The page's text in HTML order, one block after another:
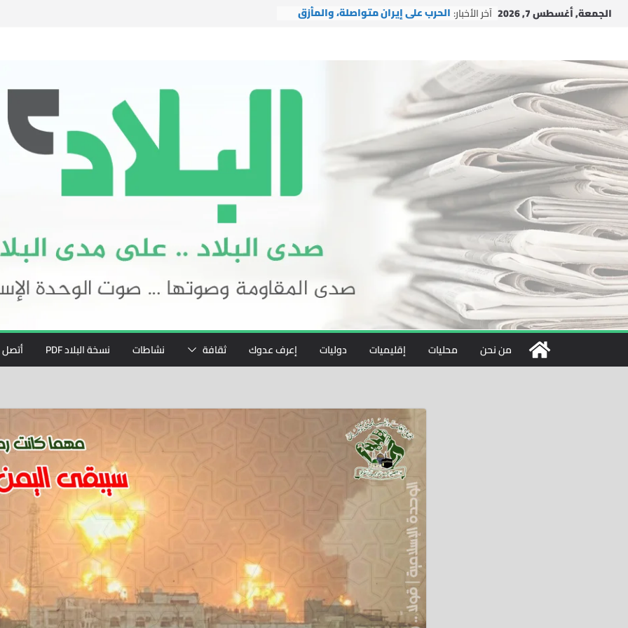
Skipالجمعة, أغسطس 7, 2026 آخر الأخبار: الحرب على إيران متواصلة، والمأزق
وفد من التجمع يزور آية الله الشيخ
محسن الآراكي في مدينة قم
بينما تُغيّر إيران الوعي بالفعل، يتضح
فشل إسرائيل
اتفاقية التعاون النووي بين الولايات
المتحدة والمملكة العربية
السعودية.. الفرص والمخاطر
والتوصيات السياسية
من نحن محليات إقليميات دوليات إعرف عدوك ثقافة نشاطات نسخة البلاد PDF أتصل